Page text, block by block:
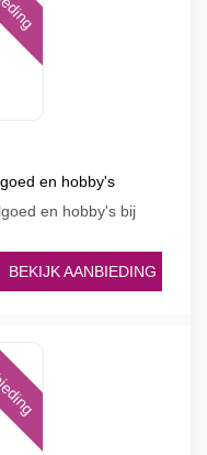
en hobby's
en hobby's bij
BEKIJK AANBIEDING